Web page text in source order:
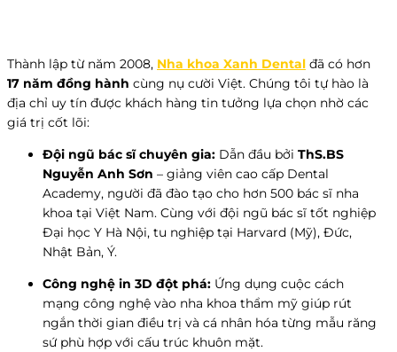
Thành lập từ năm 2008, Nha khoa Xanh Dental đã có hơn
17 năm đồng hành cùng nụ cười Việt. Chúng tôi tự hào là
địa chỉ uy tín được khách hàng tin tưởng lựa chọn nhờ các
giá trị cốt lõi:
Đội ngũ bác sĩ chuyên gia: Dẫn đầu bởi ThS.BS
Nguyễn Anh Sơn – giảng viên cao cấp Dental
Academy, người đã đào tạo cho hơn 500 bác sĩ nha
khoa tại Việt Nam. Cùng với đội ngũ bác sĩ tốt nghiệp
Đại học Y Hà Nội, tu nghiệp tại Harvard (Mỹ), Đức,
Nhật Bản, Ý.
Công nghệ in 3D đột phá: Ứng dụng cuộc cách
mạng công nghệ vào nha khoa thẩm mỹ giúp rút
ngắn thời gian điều trị và cá nhân hóa từng mẫu răng
sứ phù hợp với cấu trúc khuôn mặt.